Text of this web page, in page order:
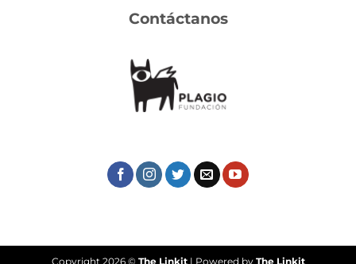
Contáctanos
Copyright 2026 © The Linkit| Powered by The Linkit